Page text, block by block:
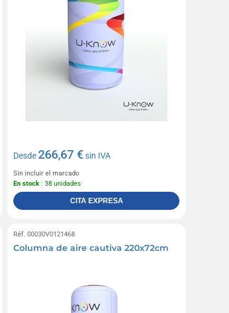
Desde266,67 €sin IVA
Sin incluir el marcado
En stock : 38 unidades
CITA EXPRESA
Réf. 00030V0121468
Columna de aire cautiva 220x72cm